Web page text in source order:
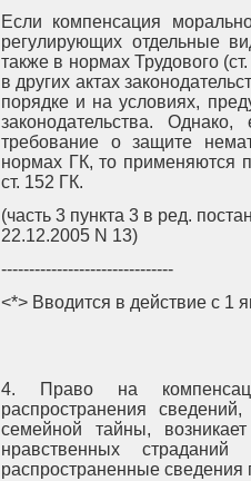
Если компенсация
регулирующих отдельные
также в нормах Трудового
в других актах
порядке и на условиях,
законодательства.
требование о защите
нормах ГК, то применяются
ст. 152 ГК.
(часть 3 пункта 3 в ред.
22.12.2005 N 13)
-------------------------------
<*> Вводится в действие с 1
4. Право на
распространения
семейной тайны,
нравственных
распространенные сведения